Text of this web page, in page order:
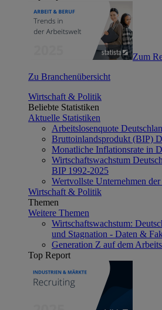
Zum
Zu Branchenübersicht
Wirtschaft & Politik
Beliebte Statistiken
Aktuelle Statistiken
Arbeitslosenquote
Bruttoinlandsprodukt (BIP)
Monatliche Inflationsrate in
Wirtschaftswachstum
BIP 1992-2025
Wertvollste Unternehmen
Wirtschaft & Politik
Themen
Weitere Themen
Wirtschaftswachstum:
und Stagnation - Daten &
Generation Z auf dem
Top Report